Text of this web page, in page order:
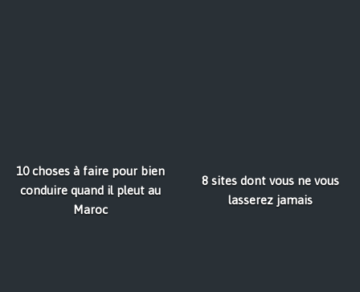
10 choses à faire pour bien
conduire quand il pleut au
Maroc
8 sites dont vous ne vous
lasserez jamais